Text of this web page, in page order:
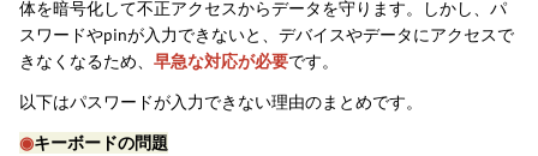
体を暗号化して不正アクセスからデータを守ります。しかし、パ
スワードやpinが入力できないと、デバイスやデータにアクセスで
きなくなるため、 早急な対応が必要です。
以下はパスワードが入力できない理由のまとめです。
◉キーボードの問題